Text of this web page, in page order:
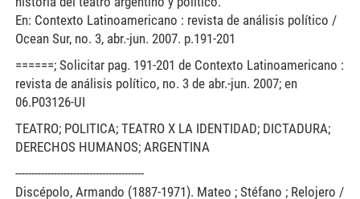
En: Contexto Latinoamericano : revista de análisis político /
Ocean Sur, no. 3, abr.-jun. 2007. p.191-201
======; Solicitar pag. 191-201 de Contexto Latinoamericano :
revista de análisis político, no. 3 de abr.-jun. 2007; en
06.P03126-UI
TEATRO; POLITICA; TEATRO X LA IDENTIDAD; DICTADURA;
DERECHOS HUMANOS; ARGENTINA
----------------------------------------
Discépolo, Armando (1887-1971). Mateo ; Stéfano ; Relojero /